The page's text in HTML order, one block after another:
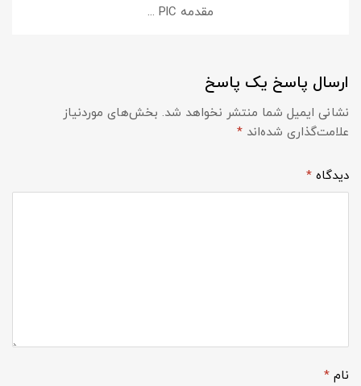
مقدمه PlC ...
ارسال پاسخ یک پاسخ
نشانی ایمیل شما منتشر نخواهد شد. بخش‌های موردنیاز
علامت‌گذاری شده‌اند *
دیدگاه *
نام *